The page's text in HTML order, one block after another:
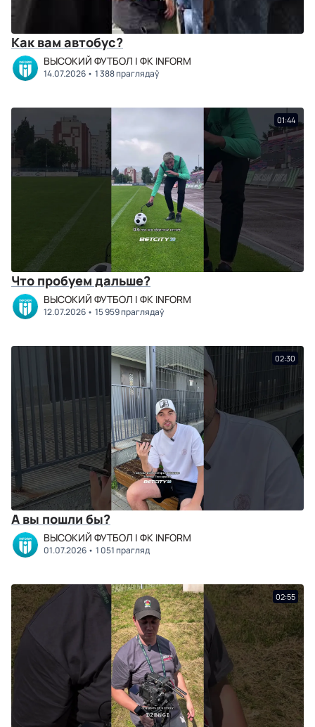
Как вам автобус?
ВЫСОКИЙ ФУТБОЛ | ФК INFORM
14.07.2026 1 388 праглядаў
01:44
Что пробуем дальше?
ВЫСОКИЙ ФУТБОЛ | ФК INFORM
12.07.2026 15 959 праглядаў
02:30
А вы пошли бы?
ВЫСОКИЙ ФУТБОЛ | ФК INFORM
01.07.2026 1 051 прагляд
02:55